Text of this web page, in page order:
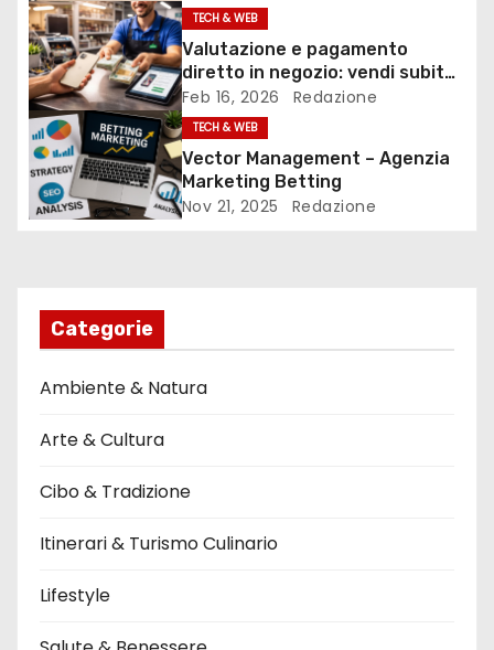
z
i
o
n
e
r
t
c
o
TECH & WEB
Valutazione e pagamento
diretto in negozio: vendi subito
il tuo iPhone usato
Feb 16, 2026 Redazione
TECH & WEB
Vector Management – Agenzia
Marketing Betting
Nov 21, 2025 Redazione
Categorie
Ambiente & Natura
Arte & Cultura
Cibo & Tradizione
Itinerari & Turismo Culinario
Lifestyle